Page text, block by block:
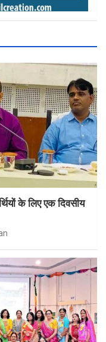
के लिए एक दिवसीय